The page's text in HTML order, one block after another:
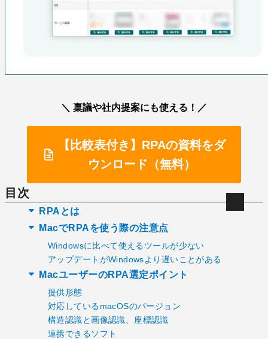
＼ 稟議や社内提案にも使える！／
【比較表付き】RPAの資料をダ
ウンロード（無料）
目次
RPAとは
MacでRPAを使う際の注意点
Windowsに比べて使えるツールが少ない
アップデートがWindowsより遅いことがある
MacユーザーのRPA選定ポイント
提供形態
対応しているmacOSのバージョン
構造認識と画像認識、座標認識
連携できるソフト